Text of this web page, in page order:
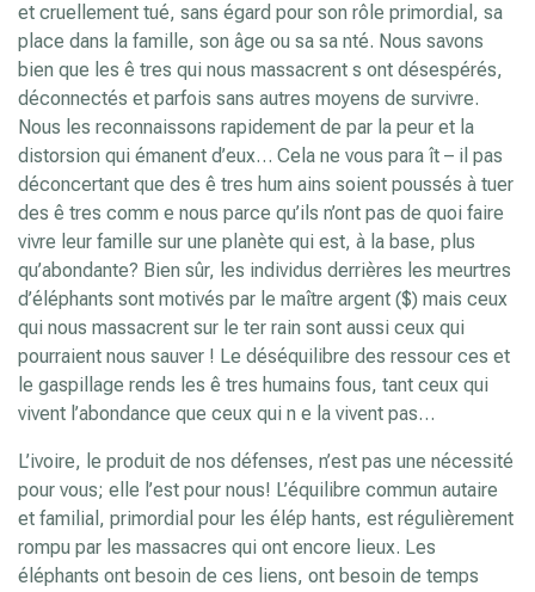
et cruellement tué, sans égard pour son rôle primordial, sa
place dans la famille, son âge ou sa sa nté. Nous savons
bien que les ê tres qui nous massacrent s ont désespérés,
déconnectés et parfois sans autres moyens de survivre.
Nous les reconnaissons rapidement de par la peur et la
distorsion qui émanent d’eux… Cela ne vous para ît – il pas
déconcertant que des ê tres hum ains soient poussés à tuer
des ê tres comm e nous parce qu’ils n’ont pas de quoi faire
vivre leur famille sur une planète qui est, à la base, plus
qu’abondante? Bien sûr, les individus derrières les meurtres
d’éléphants sont motivés par le maître argent ($) mais ceux
qui nous massacrent sur le ter rain sont aussi ceux qui
pourraient nous sauver ! Le déséquilibre des ressour ces et
le gaspillage rends les ê tres humains fous, tant ceux qui
vivent l’abondance que ceux qui n e la vivent pas…
L’ivoire, le produit de nos défenses, n’est pas une nécessité
pour vous; elle l’est pour nous! L’équilibre commun autaire
et familial, primordial pour les élép hants, est régulièrement
rompu par les massacres qui ont encore lieux. Les
éléphants ont besoin de ces liens, ont besoin de temps